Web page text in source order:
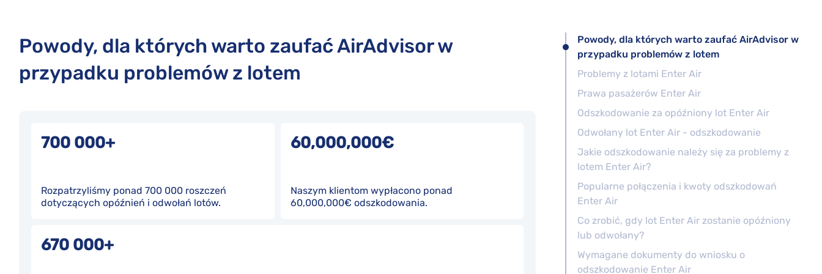
Powody, dla których warto zaufać AirAdvisor w
przypadku problemów z lotem
700 000+
Rozpatrzyliśmy ponad 700 000 roszczeń
dotyczących opóźnień i odwołań lotów.
60,000,000€
Naszym klientom wypłacono ponad
60,000,000€ odszkodowania.
670 000+
Powody, dla których warto zaufać AirAdvisor w
przypadku problemów z lotem
Problemy z lotami Enter Air
Prawa pasażerów Enter Air
Odszkodowanie za opóźniony lot Enter Air
Odwołany lot Enter Air - odszkodowanie
Jakie odszkodowanie należy się za problemy z
lotem Enter Air?
Popularne połączenia i kwoty odszkodowań
Enter Air
Co zrobić, gdy lot Enter Air zostanie opóźniony
lub odwołany?
Wymagane dokumenty do wniosku o
odszkodowanie Enter Air